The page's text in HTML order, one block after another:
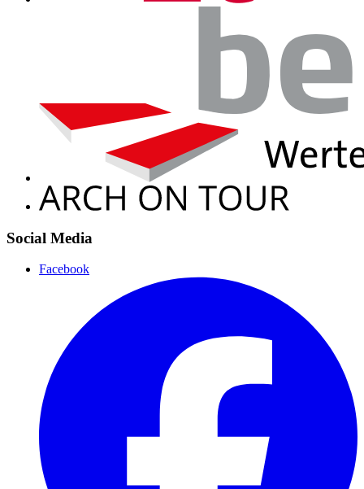
Social Media
Facebook